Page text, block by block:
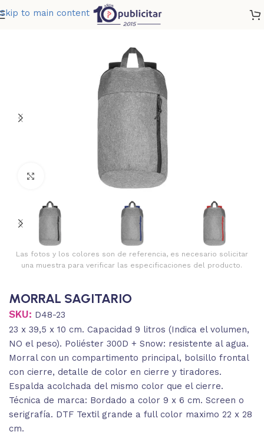
Skip to main content
MORRAL SAGITARIO
Clic para ampliar
Las fotos y los colores son de referencia, es necesario solicitar
una muestra para verificar las especificaciones del producto.
MORRAL SAGITARIO
SKU: D48-23
23 x 39,5 x 10 cm. Capacidad 9 litros (Indica el volumen,
NO el peso). Poliéster 300D + Snow: resistente al agua.
Morral con un compartimento principal, bolsillo frontal
con cierre, detalle de color en cierre y tiradores.
Espalda acolchada del mismo color que el cierre.
Técnica de marca: Bordado a color 9 x 6 cm. Screen o
serigrafía. DTF Textil grande a full color maximo 22 x 28
cm.